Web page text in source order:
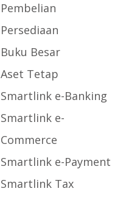
Pembelian
Persediaan
Buku Besar
Aset Tetap
Smartlink e-Banking
Smartlink e-
Commerce
Smartlink e-Payment
Smartlink Tax